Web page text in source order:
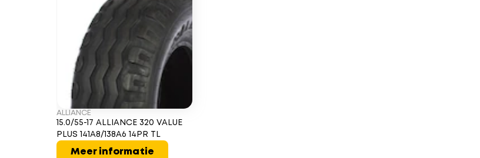
ALLIANCE
15.0/55-17 ALLIANCE 320 VALUE
PLUS 141A8/138A6 14PR TL
Meer informatie